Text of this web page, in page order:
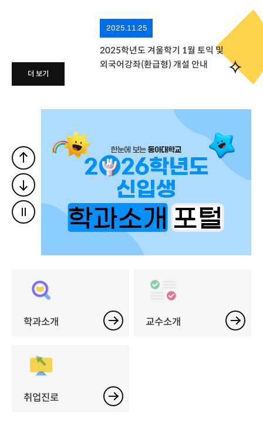
2025.11.25
2025학년도 겨울학기 1월 토익 및
외국어강좌(환급형) 개설 안내
더 보기
학과소개 교수소개
취업진로